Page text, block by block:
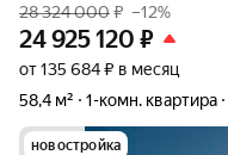
28 324 000₽ –12%
24 925 120 ₽
от 135 684 ₽ в месяц
58,4 м²
1-комн. квартира
новостройка